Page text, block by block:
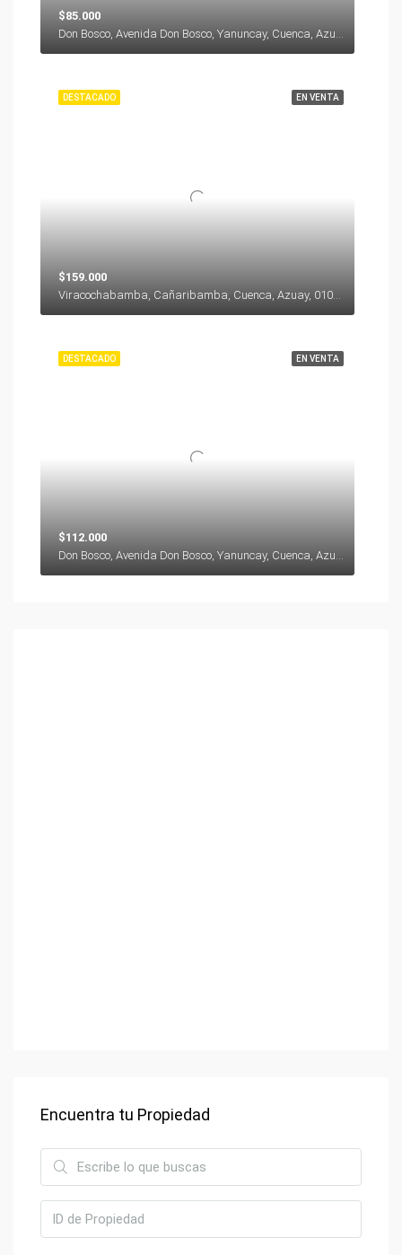
$85.000
Don Bosco, Avenida Don Bosco, Yanuncay, Cuenca, Azuay, 000000, Ecuador
EN VENTA
DESTACADO
$159.000
EN VENTA
DESTACADO
$112.000
Don Bosco, Avenida Don Bosco, Yanuncay, Cuenca, Azuay, 000000, Ecuador
Encuentra tu Propiedad